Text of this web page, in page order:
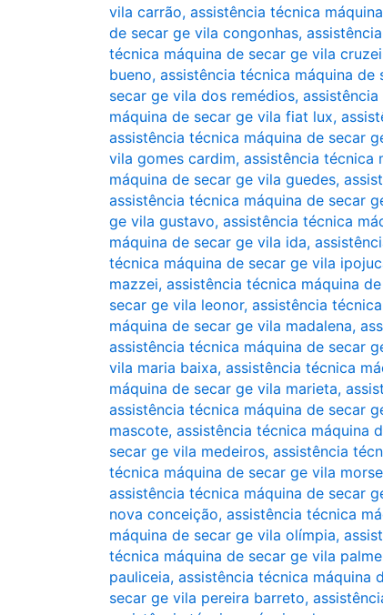
vila carrão, assistência técnica
de secar ge vila congonhas,
técnica máquina de secar ge vila
bueno, assistência técnica máquina
secar ge vila dos remédios,
máquina de secar ge vila fiat lux,
assistência técnica máquina de secar
vila gomes cardim, assistência técnica
máquina de secar ge vila guedes,
assistência técnica máquina de secar
ge vila gustavo, assistência técnica
máquina de secar ge vila ida,
técnica máquina de secar ge vila
mazzei, assistência técnica máquina
secar ge vila leonor, assistência
máquina de secar ge vila madalena,
assistência técnica máquina de secar
vila maria baixa, assistência técnica
máquina de secar ge vila marieta,
assistência técnica máquina de secar
mascote, assistência técnica máquina
secar ge vila medeiros, assistência
técnica máquina de secar ge vila morse
assistência técnica máquina de secar
nova conceição, assistência técnica
máquina de secar ge vila olímpia,
técnica máquina de secar ge vila
pauliceia, assistência técnica máquina
secar ge vila pereira barreto,